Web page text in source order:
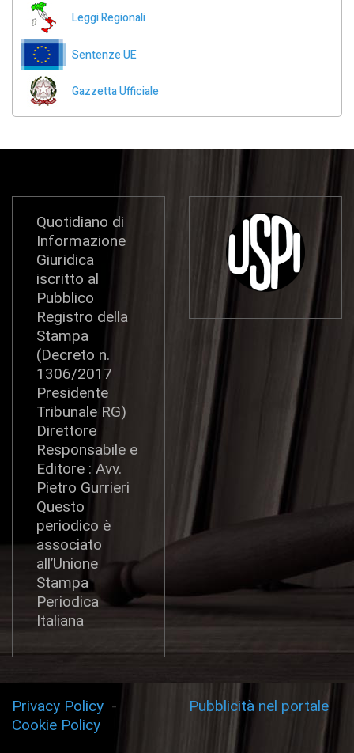
Leggi Regionali
Sentenze UE
Gazzetta Ufficiale
Quotidiano di
Informazione
Giuridica
iscritto al
Pubblico
Registro della
Stampa
(Decreto n.
1306/2017
Presidente
Tribunale RG)
Direttore
Responsabile e
Editore : Avv.
Pietro Gurrieri
Questo
periodico è
associato
all’Unione
Stampa
Periodica
Italiana
Privacy Policy -
Cookie Policy
Pubblicità nel portale